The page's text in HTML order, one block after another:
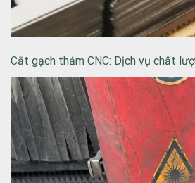
Cắt gạch thảm CNC: Dịch vụ chất